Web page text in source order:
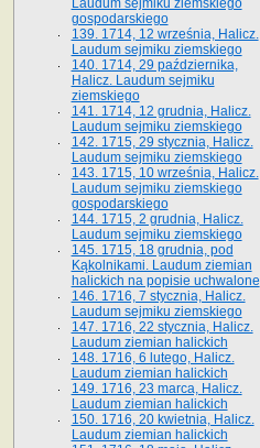
Laudum sejmiku ziemskiego
gospodarskiego
139. 1714, 12 września, Halicz.
Laudum sejmiku ziemskiego
140. 1714, 29 października,
Halicz. Laudum sejmiku
ziemskiego
141. 1714, 12 grudnia, Halicz.
Laudum sejmiku ziemskiego
142. 1715, 29 stycznia, Halicz.
Laudum sejmiku ziemskiego
143. 1715, 10 września, Halicz.
Laudum sejmiku ziemskiego
gospodarskiego
144. 1715, 2 grudnia, Halicz.
Laudum sejmiku ziemskiego
145. 1715, 18 grudnia, pod
Kąkolnikami. Laudum ziemian
halickich na popisie uchwalone
146. 1716, 7 stycznia, Halicz.
Laudum sejmiku ziemskiego
147. 1716, 22 stycznia, Halicz.
Laudum ziemian halickich
148. 1716, 6 lutego, Halicz.
Laudum ziemian halickich
149. 1716, 23 marca, Halicz.
Laudum ziemian halickich
150. 1716, 20 kwietnia, Halicz.
Laudum ziemian halickich